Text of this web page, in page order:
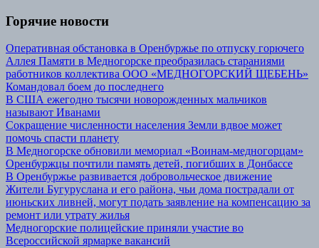
Горячие новости
Оперативная обстановка в Оренбуржье по отпуску горючего
Аллея Памяти в Медногорске преобразилась стараниями
работников коллектива ООО «МЕДНОГОРСКИЙ ЩЕБЕНЬ»
Командовал боем до последнего
В США ежегодно тысячи новорожденных мальчиков
называют Иванами
Сокращение численности населения Земли вдвое может
помочь спасти планету
В Медногорске обновили мемориал «Воинам-медногорцам»
Оренбуржцы почтили память детей, погибших в Донбассе
В Оренбуржье развивается добровольческое движение
Жители Бугуруслана и его района, чьи дома пострадали от
июньских ливней, могут подать заявление на компенсацию за
ремонт или утрату жилья
Медногорские полицейские приняли участие во
Всероссийской ярмарке вакансий